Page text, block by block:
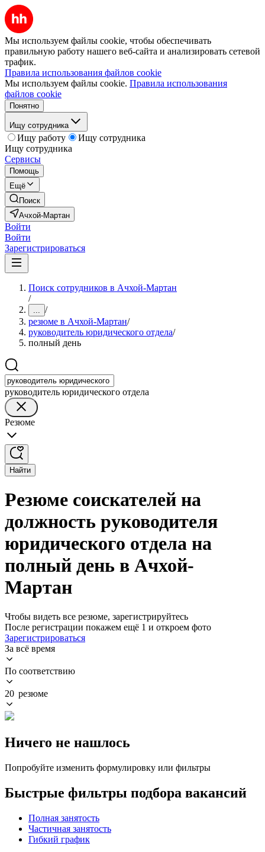
Мы используем файлы cookie, чтобы обеспечивать
правильную работу нашего веб-сайта и анализировать сетевой
трафик.
Правила использования файлов cookie
Мы используем файлы cookie. Правила использования
файлов cookie
Понятно
Ищу сотрудника
Ищу работу
Ищу сотрудника
Ищу сотрудника
Сервисы
Помощь
Ещё
Поиск
Ачхой-Мартан
Войти
Войти
Зарегистрироваться
Поиск сотрудников в Ачхой-Мартан
/
... /
резюме в Ачхой-Мартан/
руководитель юридического отдела/
полный день
руководитель юридического отдела
Резюме
Найти
Резюме соискателей на
должность руководителя
юридического отдела на
полный день в Ачхой-
Мартан
Чтобы видеть все резюме, зарегистрируйтесь
После регистрации покажем ещё 1 и откроем фото
Зарегистрироваться
За всё время
По соответствию
20 резюме
Ничего не нашлось
Попробуйте изменить формулировку или фильтры
Быстрые фильтры подбора вакансий
Полная занятость
Частичная занятость
Гибкий график